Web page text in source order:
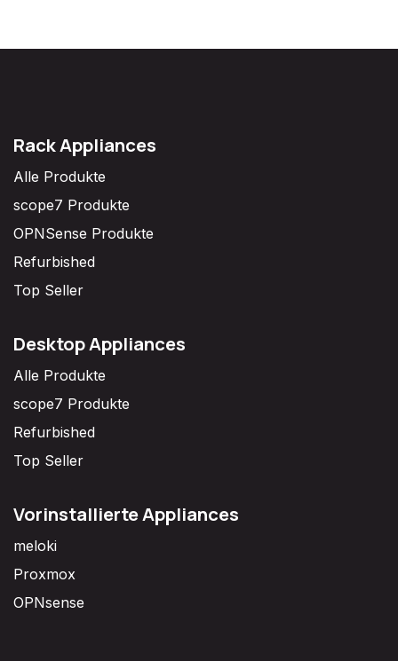
Rack Appliances
Alle Produkte
scope7 Produkte
OPNSense Produkte
Refurbished
Top Seller
Desktop Appliances
Alle Produkte
scope7 Produkte
Refurbished
Top Seller
Vorinstallierte Appliances
meloki
Proxmox
OPNsense